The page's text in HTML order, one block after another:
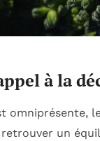
à la
omniprésente,
un